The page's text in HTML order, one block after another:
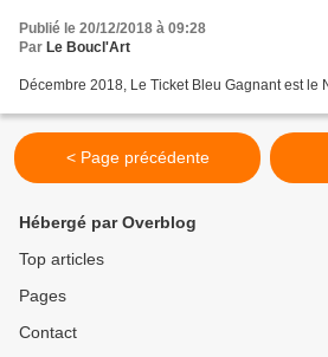
Publié le 20/12/2018 à 09:28
Par Le Boucl'Art
Décembre 2018, Le Ticket Bleu Gagnant est le
< Page précédente
Hébergé par Overblog
Top articles
Pages
Contact